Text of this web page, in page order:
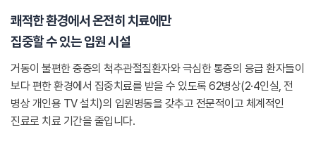
쾌적한 환경에서 온전히 치료에만
집중할 수 있는 입원 시설
거동이 불편한 중증의 척추관절질환자와 극심한 통증의 응급 환자들이
보다 편한 환경에서 집중치료를 받을 수 있도록 62병상(2·4인실, 전
병상 개인용 TV 설치)의 입원병동을 갖추고 전문적이고 체계적인
진료로 치료 기간을 줄입니다.